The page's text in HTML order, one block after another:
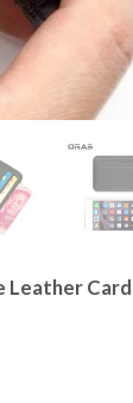
Leather